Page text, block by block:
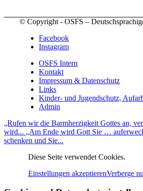
© Copyright - OSFS –
Facebook
Instagram
OSFS Intern
Kontakt
Impressum & Datenschutz
Links
Kinder- und Jugendschutz,
Admin
„Rufen wir die Barmherzigkeit Gottes an,
wird... „Am Ende wird Gott Sie …
schenken und Sie...
Diese Seite verwendet Cookies.
Einstellungen akzeptierenVerberge